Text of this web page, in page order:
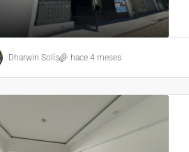
Dharwin Solís hace 4 meses